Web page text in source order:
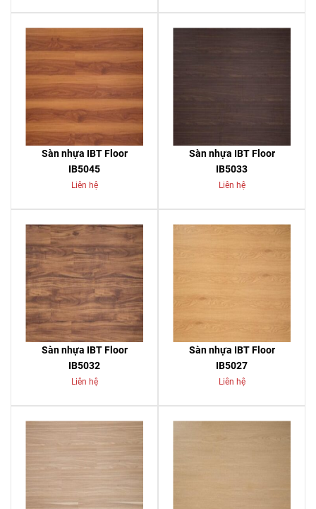
Sàn nhựa IBT Floor
IB5045
Liên hệ
Sàn nhựa IBT Floor
IB5033
Liên hệ
Sàn nhựa IBT Floor
IB5032
Liên hệ
Sàn nhựa IBT Floor
IB5027
Liên hệ